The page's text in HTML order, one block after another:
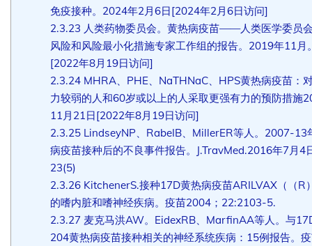
免疫接种。2024年2月6日[2024年2月6日访问]
2.3.23 人类药物委员会。黄热病疫苗——人类医学委员
风险和风险最小化措施专家工作组的报告。2019年11月
[2022年8月19日访问]
2.3.24MHRA、PHE、NaTHNaC、HPS黄热病疫苗：
力较弱的人和60岁或以上的人采取更强有力的预防措施
11月21日[2022年8月19日访问]
2.3.25LindseyNP、RabeIB、MillerER等人。2007-13
病疫苗接种后的不良事件报告。J.TravMed.2016年7月4
23(5)
2.3.26KitchenerS.接种17D黄热病疫苗ARILVAX（（R
的嗜内脏和嗜神经疾病。疫苗2004；22:2103-5.
2.3.27麦克马洪AW。EidexRB、MarfinAA等人。与
204黄热病疫苗接种相关的神经系统疾病：15例报告。